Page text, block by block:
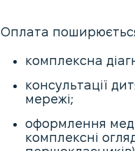
Оплата
комплексна
консультації
мережі;
оформлення
комплексні